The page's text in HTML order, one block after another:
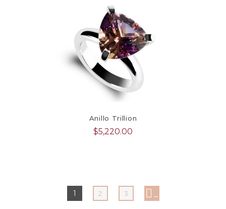
Anillo Trillion
$5,220.00
1 2 3 →